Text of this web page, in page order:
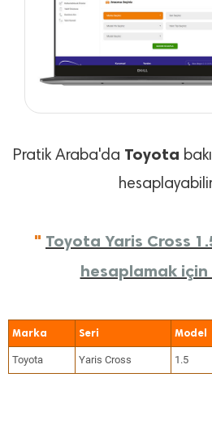
Pratik Araba'da Toyota
" Toyota Yaris Cross
hesaplamak için
Marka Seri Model
Toyota Yaris Cross 1.5